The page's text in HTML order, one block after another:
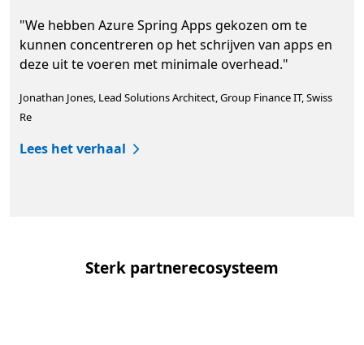
"We hebben Azure Spring Apps gekozen om te
kunnen concentreren op het schrijven van apps en
deze uit te voeren met minimale overhead."
Jonathan Jones, Lead Solutions Architect, Group Finance IT, Swiss
Re
Lees het verhaal
Sterk partnerecosysteem